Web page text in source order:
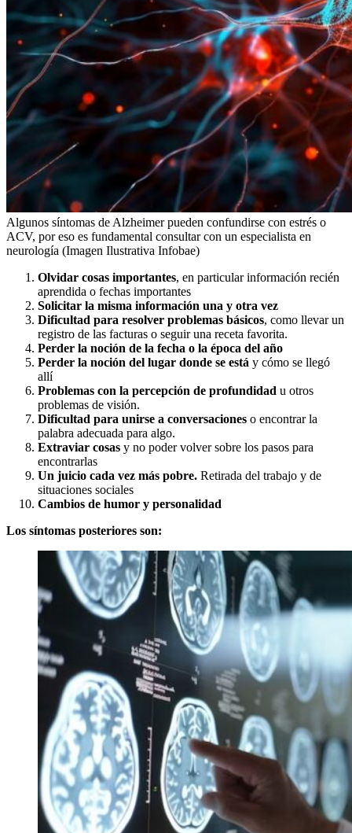
Algunos síntomas de Alzheimer pueden confundirse con estrés o
ACV, por eso es fundamental consultar con un especialista en
neurología (Imagen Ilustrativa Infobae)
Olvidar cosas importantes, en particular información recién
aprendida o fechas importantes
Solicitar la misma información una y otra vez
Dificultad para resolver problemas básicos, como llevar un
registro de las facturas o seguir una receta favorita.
Perder la noción de la fecha o la época del año
Perder la noción del lugar donde se está y cómo se llegó
allí
Problemas con la percepción de profundidad u otros
problemas de visión.
Dificultad para unirse a conversaciones o encontrar la
palabra adecuada para algo.
Extraviar cosas y no poder volver sobre los pasos para
encontrarlas
Un juicio cada vez más pobre. Retirada del trabajo y de
situaciones sociales
Cambios de humor y personalidad
Los síntomas posteriores son: